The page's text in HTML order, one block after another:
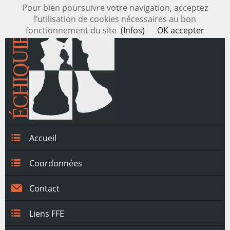
Accueil
Coordonnées
Contact
Liens FFE
Pour bien poursuivre votre navigation, acceptez
l’utilisation de cookies nécessaires au bon
fonctionnement du site (Infos) OK accepter